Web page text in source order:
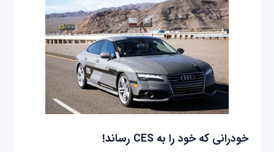
خودرانی که خود را به CES رساند!